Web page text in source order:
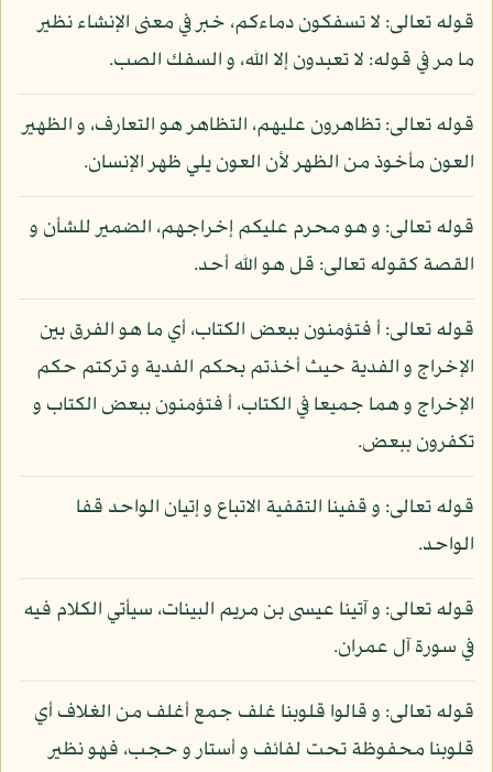
قوله تعالى: لا تسفكون دماءكم، خبر في معنى الإنشاء نظير
ما مر في قوله: لا تعبدون إلا الله، و السفك الصب.
قوله تعالى: تظاهرون عليهم، التظاهر هو التعارف، و الظهير
العون مأخوذ من الظهر لأن العون يلي ظهر الإنسان.
قوله تعالى: و هو محرم عليكم إخراجهم، الضمير للشأن و
القصة كقوله تعالى: قل هو الله أحد.
قوله تعالى: أ فتؤمنون ببعض الكتاب، أي ما هو الفرق بين
الإخراج و الفدية حيث أخذتم بحكم الفدية و تركتم حكم
الإخراج و هما جميعا في الكتاب، أ فتؤمنون ببعض الكتاب و
تكفرون ببعض.
قوله تعالى: و قفينا التقفية الاتباع و إتيان الواحد قفا
الواحد.
قوله تعالى: و آتينا عيسى بن مريم البينات، سيأتي الكلام فيه
في سورة آل عمران.
قوله تعالى: و قالوا قلوبنا غلف جمع أغلف من الغلاف أي
قلوبنا محفوظة تحت لفائف و أستار و حجب، فهو نظير